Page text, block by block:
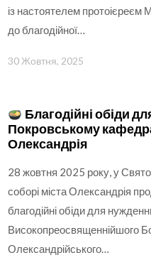
із настоятелем
до благодійної…
30 Жовтня, 2025
Благодійні обіди
Покровському
Олександрія
28 жовтня 2025 року, у
соборі міста Олександрія
благодійні обіди для
Високопреосвященнійшого
Олександрійського…